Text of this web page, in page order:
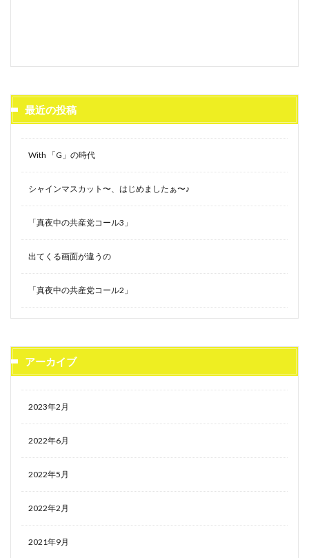
最近の投稿
With 「G」の時代
シャインマスカット〜、はじめましたぁ〜♪
「真夜中の共産党コール3」
出てくる画面が違うの
「真夜中の共産党コール2」
アーカイブ
2023年2月
2022年6月
2022年5月
2022年2月
2021年9月